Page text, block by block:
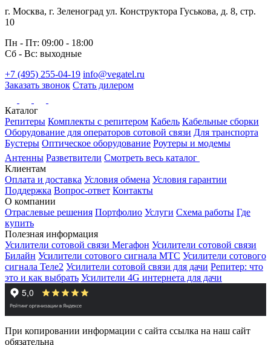
г. Москва, г. Зеленоград ул. Конструктора Гуськова, д. 8, стр.
10
Пн - Пт: 09:00 - 18:00
Сб - Вс: выходные
+7 (495) 255-04-19 info@vegatel.ru
Заказать звонок Стать дилером
Каталог
Репитеры Комплекты с репитером Кабель Кабельные сборки
Оборудование для операторов сотовой связи Для транспорта
Бустеры Оптическое оборудование Роутеры и модемы
Антенны Разветвители Смотреть весь каталог
Клиентам
Оплата и доставка Условия обмена Условия гарантии
Поддержка Вопрос-ответ Контакты
О компании
Отраслевые решения Портфолио Услуги Схема работы Где
купить
Полезная информация
Усилители сотовой связи Мегафон Усилители сотовой связи
Билайн Усилители сотового сигнала МТС Усилители сотового
сигнала Теле2 Усилители сотовой связи для дачи Репитер: что
это и как выбрать Усилители 4G интернета для дачи
При копировании информации с сайта ссылка на наш сайт
обязательна